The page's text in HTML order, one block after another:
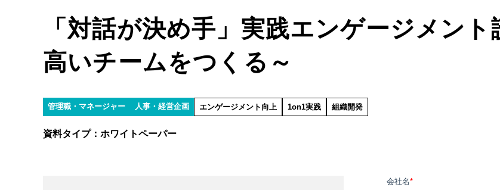
「対話が決め手」実践エンゲージメン
高いチームをつくる～
管理職・マネージャー 人事・経営企画 エンゲージメント向上 1on1実践 組織開発
資料タイプ： ホワイトペーパー